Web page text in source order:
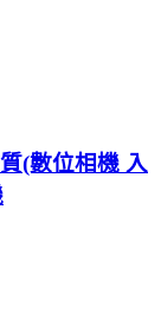
(數位相機 入